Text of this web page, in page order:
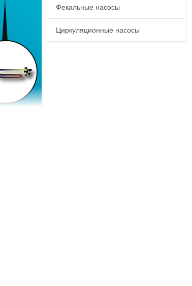
Фекальные насосы
Циркуляционные насосы